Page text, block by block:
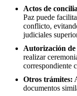
Actos de
Paz puede
conflicto,
judiciales
Autorización
realizar
correspondiente
Otros trámites:
documentos